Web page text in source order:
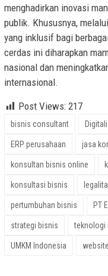
menghadirkan inovasi
publik. Khususnya,
yang inklusif bagi
cerdas ini diharapkan
nasional dan
internasional.
Post Views: 217
bisnis consultant
ERP perusahaan jasa
konsultan bisnis online
konsultasi bisnis
pertumbuhan bisnis PT
strategi bisnis teknologi
UMKM Indonesia